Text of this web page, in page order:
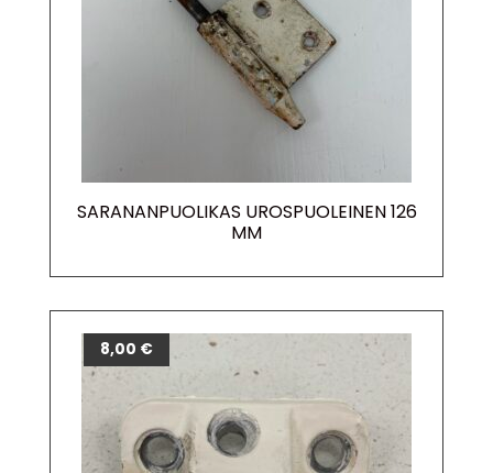
SARANANPUOLIKAS UROSPUOLEINEN 126
MM
8,00 €